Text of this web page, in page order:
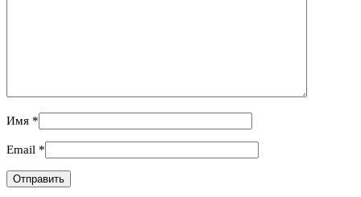
Имя *
Email *